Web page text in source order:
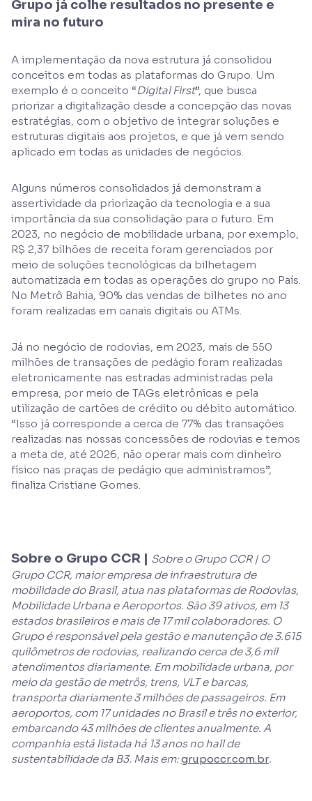
Grupo já colhe resultados no presente e
mira no futuro
A implementação da nova estrutura já consolidou
conceitos em todas as plataformas do Grupo. Um
exemplo é o conceito “Digital First”, que busca
priorizar a digitalização desde a concepção das novas
estratégias, com o objetivo de integrar soluções e
estruturas digitais aos projetos, e que já vem sendo
aplicado em todas as unidades de negócios.
Alguns números consolidados já demonstram a
assertividade da priorização da tecnologia e a sua
importância da sua consolidação para o futuro. Em
2023, no negócio de mobilidade urbana, por exemplo,
R$ 2,37 bilhões de receita foram gerenciados por
meio de soluções tecnológicas da bilhetagem
automatizada em todas as operações do grupo no País.
No Metrô Bahia, 90% das vendas de bilhetes no ano
foram realizadas em canais digitais ou ATMs.
Já no negócio de rodovias, em 2023, mais de 550
milhões de transações de pedágio foram realizadas
eletronicamente nas estradas administradas pela
empresa, por meio de TAGs eletrônicas e pela
utilização de cartões de crédito ou débito automático.
“Isso já corresponde a cerca de 77% das transações
realizadas nas nossas concessões de rodovias e temos
a meta de, até 2026, não operar mais com dinheiro
físico nas praças de pedágio que administramos”,
finaliza Cristiane Gomes.
Sobre o Grupo CCR | Sobre o Grupo CCR | O
Grupo CCR, maior empresa de infraestrutura de
mobilidade do Brasil, atua nas plataformas de Rodovias,
Mobilidade Urbana e Aeroportos. São 39 ativos, em 13
estados brasileiros e mais de 17 mil colaboradores. O
Grupo é responsável pela gestão e manutenção de 3.615
quilômetros de rodovias, realizando cerca de 3,6 mil
atendimentos diariamente. Em mobilidade urbana, por
meio da gestão de metrôs, trens, VLT e barcas,
transporta diariamente 3 milhões de passageiros. Em
aeroportos, com 17 unidades no Brasil e três no exterior,
embarcando 43 milhões de clientes anualmente. A
companhia está listada há 13 anos no hall de
sustentabilidade da B3. Mais em:grupoccr.com.br.